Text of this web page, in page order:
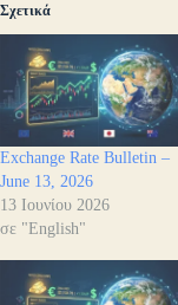
Σχετικά
Exchange Rate Bulletin –
June 13, 2026
13 Ιουνίου 2026
σε "English"